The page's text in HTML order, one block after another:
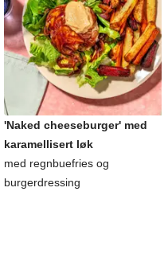
'Naked cheeseburger' med
karamellisert løk
med regnbuefries og
burgerdressing